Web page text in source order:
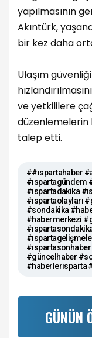
yapılmasının
Akıntürk,
bir kez daha
Ulaşım
ve yetkililere
düzenlemelerin
talep etti.
##ıspartahaber
#ıspartagündem
#ıspartadakika
#ıspartaolayları
#sondakika
#habermerkezi
#güncelhaber
#haberlerısparta
GÜNÜN